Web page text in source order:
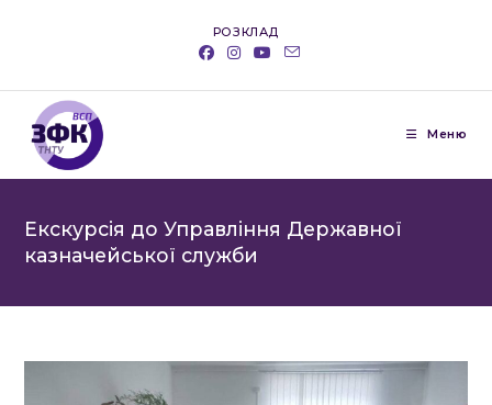
РОЗКЛАД
Меню
Eкскурсія до Управління Державної
казначейської служби